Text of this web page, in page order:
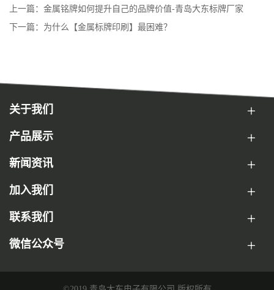
上一篇：金属铭牌如何提升自己的品牌价值-青岛大东标牌厂家
下一篇：为什么【金属标牌印刷】最困难？
关于我们
产品展示
新闻资讯
加入我们
联系我们
微信公众号